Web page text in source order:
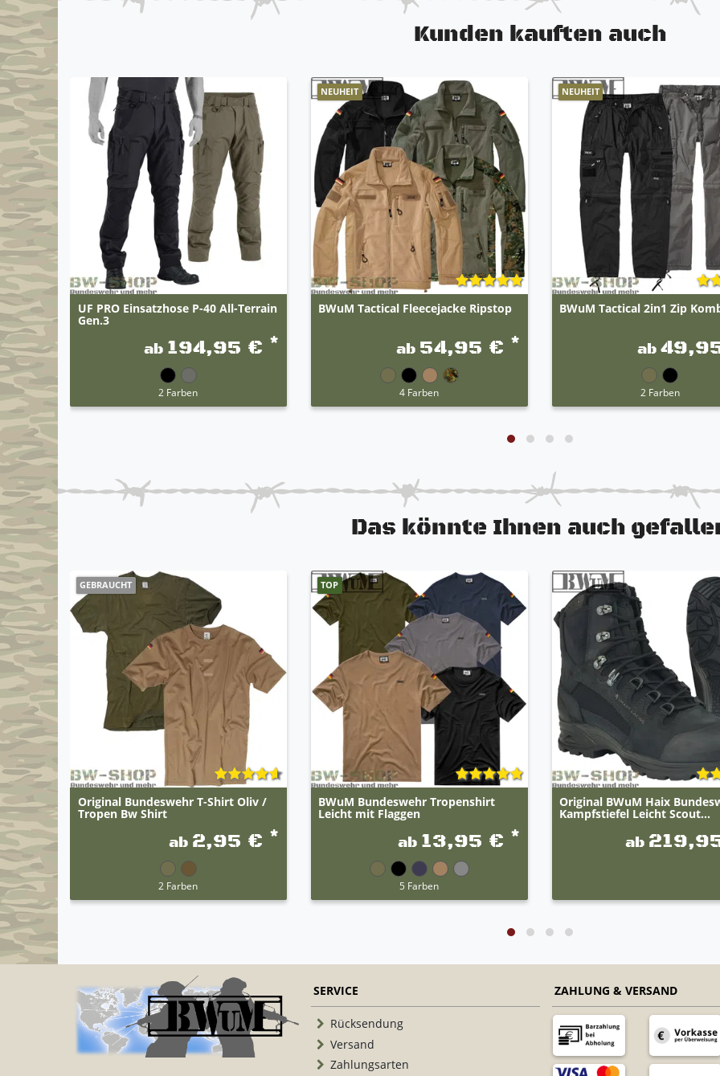
Kunden kauften auch
UF PRO Einsatzhose P-40 All-Terrain
Gen.3
ab 194,95 € *
2 Farben
NEUHEIT
BWuM Tactical Fleecejacke Ripstop
ab 54,95 € *
4 Farben
NEUHEIT
BWuM Tactical 2in1 Zip
ab
2 Farben
Das könnte Ihnen auch
GEBRAUCHT
Original Bundeswehr T-Shirt Oliv /
Tropen Bw Shirt
ab 2,95 € *
2 Farben
TOP
BWuM Bundeswehr Tropenshirt
Leicht mit Flaggen
ab 13,95 € *
5 Farben
Original BWuM Haix
Kampfstiefel Leicht Scout...
ab
SERVICE
Rücksendung
Versand
Zahlungsarten
ZAHLUNG & VERSAND